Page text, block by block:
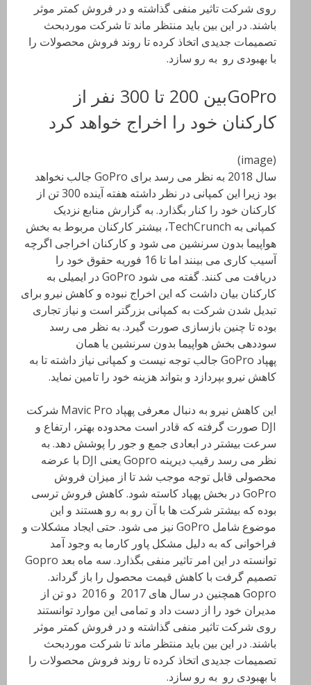
روی شرکت تاثیر منفی گذاشته و در فروش کمتر موثر
باشند. در این بین باید منتظر ماند تا شرکت موردبحث
تصمیمات جدیدی اتخاذ کرده تا روند فروش محصولات را
با بهبودی رو به رو سازد.
GoProبین 200 تا 300 نفر از
کارکنان خود را اخراج خواهد کرد
سال 2018 به نظر می رسد برای
GoPro
جالب نخواهد
بود زیرا این کمپانی در نظر داشته هفته آینده 300 تن از
کارکنان خود را کنار بگذارد. به گزارش منابع نزدیک
کمپانی بهTechCrunch
، بیشتر کارکنان مربوط به بخش
هواپیما بدون سرنشین می شود و کارکنان اخراجی اگرچه
آسیب کاری می بینند اما تا 16 فوریه حقوق خود را
دریافت می کنند. گفته می شودGoPro
در ایمیلی به
کارکنان بیان داشت که این اخراج نبوده و کاهش نیرو برای
تبدیل شدن شرکت به کمپانی بزرگتر است و نیاز تجاری
بوده تا چنین بازسازی صورت گیرد. به نظر می رسد
سوددهی بخش هواپیما بدون سرنشین یا همان
پهپادGoPro
جالب توجه نیست و کمپانی نیاز داشته تا به
کاهش نیرو بپردازد و بتواند هزینه خود را تامین نماید.
این کاهش نیرو به دنبال معرفی پهپادMavic Pro
شرکت
DJIصورت گرفته که قادر است محدوده بهتر، ارتفاع و
سرعت بیشتر در ابعادی جمع و جور را پوشش دهد. به
نظر می رسد رقیب دیرینهGopro یعنی DJI
با عرضه
محصولی قابل توجه موجب شد تا از میزان فروش
GoProدر بخش پهپاد کاسته شود. کاهش فروش ترسی
بوده که بیشتر شرکت ها با آن رو به رو هستند و این
موضوع شامل GoPro
نیز می شود. حتی ایجاد مشکلات و
فراخوانی که به دلیل مشکل پاور کارما به وجود آمد
توانسته در این امر تاثیر منفی بگذارد. سه ماه بعدGopro
تصمیم گرفت با کاهش قیمت محصول را باز گرداند.
Gopro
همچنین در سال های 2017 و 2016 دو تن از
مدیران خود را از دست داد و تمامی این موارد توانستند
روی شرکت تاثیر منفی گذاشته و در فروش کمتر موثر
باشند. در این بین باید منتظر ماند تا شرکت موردبحث
تصمیمات جدیدی اتخاذ کرده تا روند فروش محصولات را
با بهبودی رو به رو سازد.